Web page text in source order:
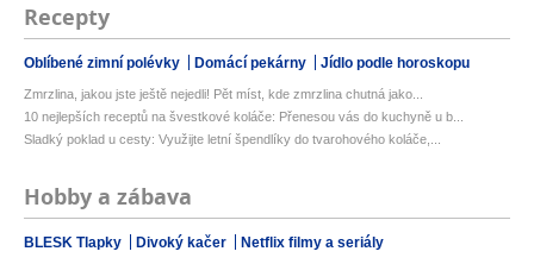
Recepty
Oblíbené zimní polévky Domácí pekárny Jídlo podle horoskopu
Zmrzlina, jakou jste ještě nejedli! Pět míst, kde zmrzlina chutná jako...
10 nejlepších receptů na švestkové koláče: Přenesou vás do kuchyně u b...
Sladký poklad u cesty: Využijte letní špendlíky do tvarohového koláče,...
Hobby a zábava
BLESK Tlapky Divoký kačer Netflix filmy a seriály